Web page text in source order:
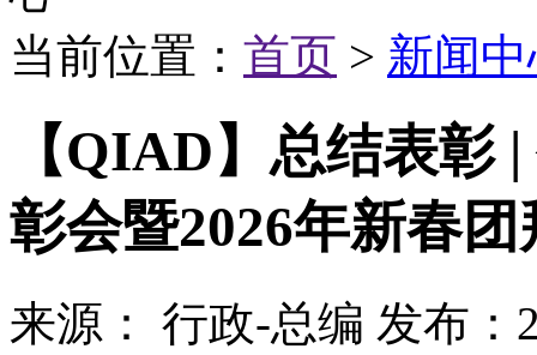
当前位置： 首页 > 新闻
【QIAD】总结表彰
彰会暨2026年新春团
来源： 行政-总编 发布：